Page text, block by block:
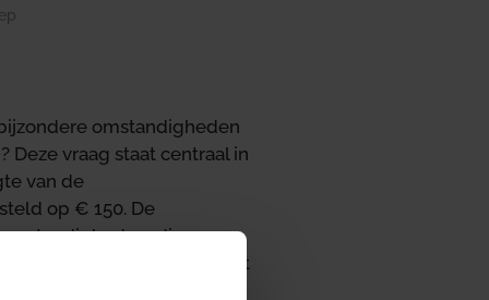
omstandigheden
Deze vraag staat centraal in
van de
op € 150. De
die een
rechtvaardigen. Het